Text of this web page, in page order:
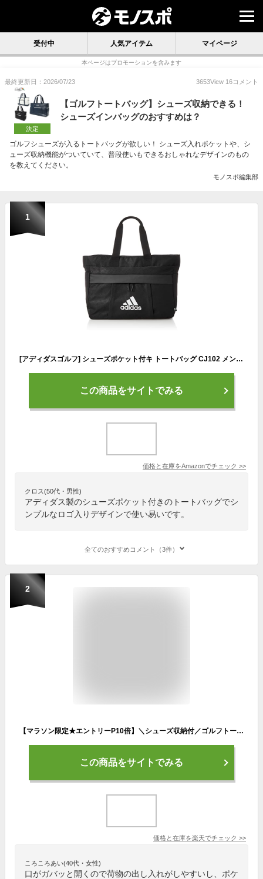
受付中 人気アイテム マイページ
本ページはプロモーションを含みます
最終更新日：2026/07/23 3653View 16コメント
決定
【ゴルフトートバッグ】シューズ収納できる！
シューズインバッグのおすすめは？
ゴルフシューズが入るトートバッグが欲しい！ シューズ入れポケットや、シ
ューズ収納機能がついていて、普段使いもできるおしゃれなデザインのもの
を教えてください。
モノスポ編集部
1
[アディダスゴルフ] シューズポケット付キ トートバッグ CJ102 メンズ ブラック/ホワイト
この商品をサイトでみる
価格と在庫をAmazonでチェック >>
クロス(50代・男性)
アディダス製のシューズポケット付きのトートバッグでシ
ンプルなロゴ入りデザインで使い易いです。
全てのおすすめコメント（3件）
2
【マラソン限定★エントリーP10倍】＼シューズ収納付／ゴルフトートバッグ 10色 軽量740g ボストンバッグ ゴルフバッグ 大容量 防水加工 メンズ レディース PP-GOLF シリーズ 父の日 公式 PYKES PEAK パイクスピーク
この商品をサイトでみる
価格と在庫を楽天でチェック >>
ころころあい(40代・女性)
口がガバッと開くので荷物の出し入れがしやすいし、ポケ